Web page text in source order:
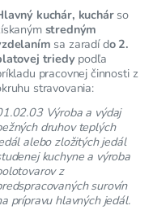
kuchár, kuchárso
stredným
sa zaradí do 2.
triedy podľa
pracovnej činnosti z
stravovania:
Výroba a výdaj
druhov teplých
alebo zložitých jedál
kuchyne a výroba
z
surovín
prípravu hlavných jedál.